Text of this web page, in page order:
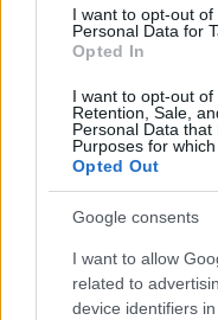
I want to opt-out
Personal Data for
Opted In
I want to opt-out of
Retention, Sale,
Personal Data
Purposes for
Opted Out
Google consents
I want to allow
related to
device identifiers in
mesterem.Pistával
kapcsolatunk, ha ő
itt, és nem vagyok
mélyvízbe, de akkor
kislányom, lehet
lehetőségeket.
sokat kellett
közönség és az a
ahova főiskolai és
be. Ha valamit
szakmai alázat. A
próbafolyamatom,